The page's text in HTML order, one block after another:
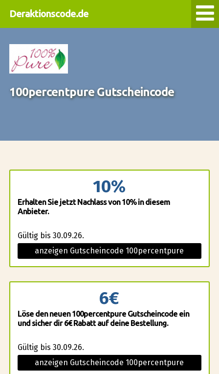
Deraktionscode.de
100percentpure Gutscheincode
10%
Erhalten Sie jetzt Nachlass von 10% in diesem
Anbieter.
Gültig bis 30.09.26.
anzeigen Gutscheincode 100percentpure
6€
Löse den neuen 100percentpure Gutscheincode ein
und sicher dir 6€ Rabatt auf deine Bestellung.
Gültig bis 30.09.26.
anzeigen Gutscheincode 100percentpure